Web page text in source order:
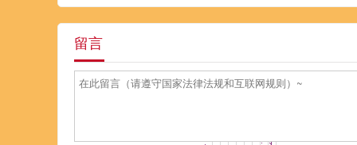
留言